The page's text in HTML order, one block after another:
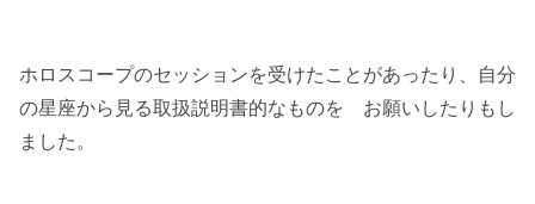
ホロスコープのセッションを受けたことがあったり、自分
の星座から見る取扱説明書的なものを お願いしたりもし
ました。